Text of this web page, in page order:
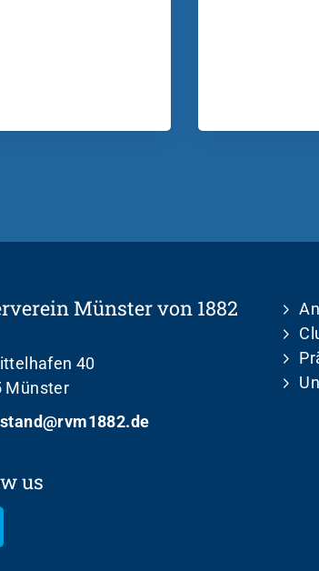
Münster von 1882
40
Münster
us